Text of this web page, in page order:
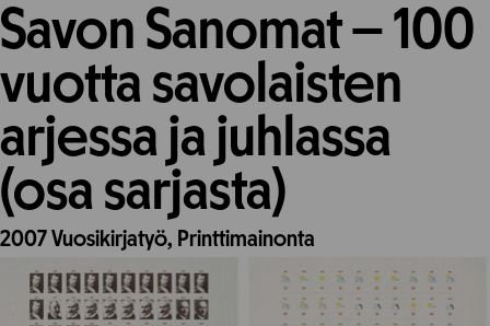
Savon Sanomat – 100
vuotta savolaisten
arjessa ja juhlassa
(osa sarjasta)
2007Vuosikirjatyö, Printtimainonta